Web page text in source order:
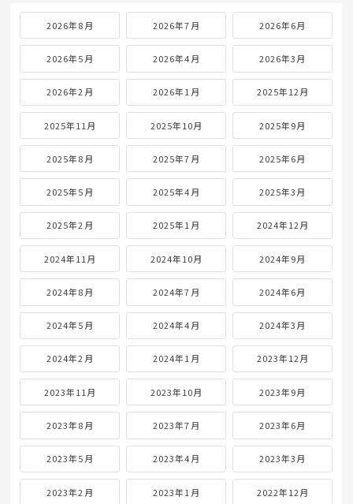
2026年8月 2026年7月 2026年6月
2026年5月 2026年4月 2026年3月
2026年2月 2026年1月 2025年12月
2025年11月 2025年10月 2025年9月
2025年8月 2025年7月 2025年6月
2025年5月 2025年4月 2025年3月
2025年2月 2025年1月 2024年12月
2024年11月 2024年10月 2024年9月
2024年8月 2024年7月 2024年6月
2024年5月 2024年4月 2024年3月
2024年2月 2024年1月 2023年12月
2023年11月 2023年10月 2023年9月
2023年8月 2023年7月 2023年6月
2023年5月 2023年4月 2023年3月
2023年2月 2023年1月 2022年12月